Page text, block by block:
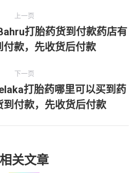
上一页
上
一
打胎药货到付款药店有
付款，先收货后付款
下一页
下
一
文
打胎药哪里可以买到药
到付款，先收货后付款
相关文章